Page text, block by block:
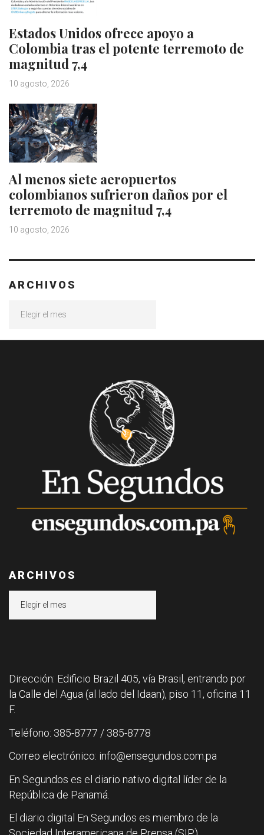
Estados Unidos ofrece apoyo a
Colombia tras el potente terremoto de
magnitud 7,4
10 agosto, 2026
Al menos siete aeropuertos
colombianos sufrieron daños por el
terremoto de magnitud 7,4
10 agosto, 2026
ARCHIVOS
ARCHIVOS
Dirección: Edificio Brazil 405, vía Brasil, entrando por
la Calle del Agua (al lado del Idaan), piso 11, oficina 11
F.
Teléfono: 385-8777 / 385-8778
Correo electrónico: info@ensegundos.com.pa
En Segundos es el diario nativo digital líder de la
República de Panamá.
El diario digital En Segundos es miembro de la